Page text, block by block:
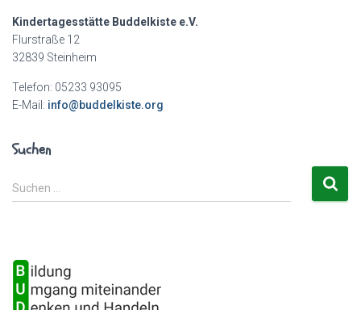
Kindertagesstätte Buddelkiste e.V.
Flurstraße 12
32839 Steinheim
Telefon: 05233 93095
E-Mail: info@buddelkiste.org
Suchen
S
u
a
Suchen …